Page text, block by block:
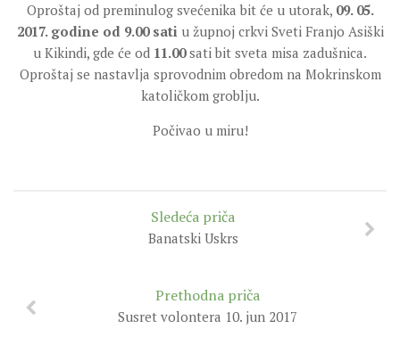
SINODSKI VESNIK
ZAŠTITA MALOLJETNIKA
Oproštaj od preminulog svećenika bit će u utorak, 09. 05.
2017. godine od 9.00 satiu župnoj crkvi Sveti Franjo Asiški
u Kikindi, gde će od 11.00sati bit sveta misa zadušnica.
Oproštaj se nastavlja sprovodnim obredom na Mokrinskom
katoličkom groblju.
Počivao u miru!
Sledeća priča
Banatski Uskrs
Prethodna priča
Susret volontera 10. jun 2017